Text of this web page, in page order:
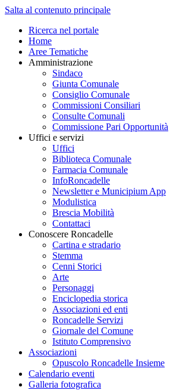
Salta al contenuto principale
Ricerca nel portale
Home
Aree Tematiche
Amministrazione
Sindaco
Giunta Comunale
Consiglio Comunale
Commissioni Consiliari
Consulte Comunali
Commissione Pari Opportunità
Uffici e servizi
Uffici
Biblioteca Comunale
Farmacia Comunale
InfoRoncadelle
Newsletter e Municipium App
Modulistica
Brescia Mobilità
Contattaci
Conoscere Roncadelle
Cartina e stradario
Stemma
Cenni Storici
Arte
Personaggi
Enciclopedia storica
Associazioni ed enti
Roncadelle Servizi
Giornale del Comune
Istituto Comprensivo
Associazioni
Opuscolo Roncadelle Insieme
Calendario eventi
Galleria fotografica